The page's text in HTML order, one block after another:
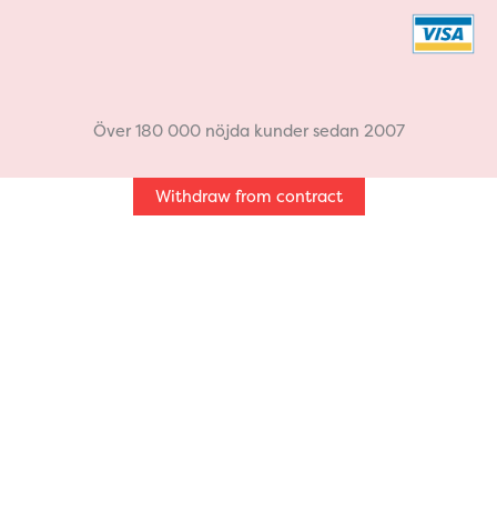
b
o
a
g
Över 180 000 nöjda kunder sedan 2007
Withdraw from contract